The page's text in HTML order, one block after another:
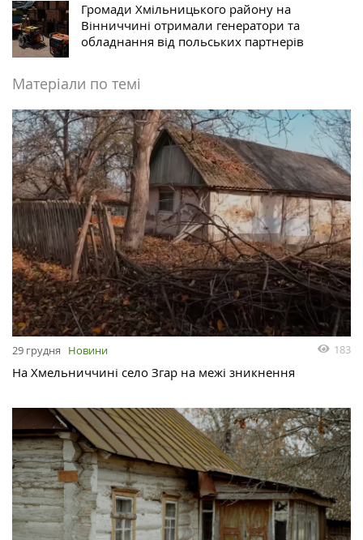
Громади Хмільницького району на
Вінниччині отримали генератори та
обладнання від польських партнерів
Матеріали по темі
29 грудня Новини 183
На Хмельниччині село Згар на межі зникнення